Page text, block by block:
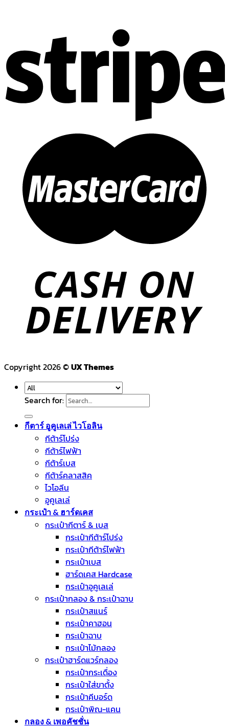
Copyright 2026 ©UX Themes
Search for:
กีตาร์ อูคูเลเล่ ไวโอลิน
กีต้าร์โปร่ง
กีต้าร์ไฟฟ้า
กีต้าร์เบส
กีต้าร์คลาสสิค
ไวโอลีน
อูคูเลเล่
กระเป๋า & ฮาร์ดเคส
กระเป๋ากีตาร์ & เบส
กระเป๋ากีต้าร์โปร่ง
กระเป๋ากีต้าร์ไฟฟ้า
กระเป๋าเบส
ฮาร์ดเคส Hardcase
กระเป๋าอูคูเลเล่
กระเป๋ากลอง & กระเป๋าฉาบ
กระเป๋าสแนร์
กระเป๋าคาฮอน
กระเป๋าฉาบ
กระเป๋าไม้กลอง
กระเป๋าฮาร์ดแวร์กลอง
กระเป๋ากระเดื่อง
กระเป๋าใส่ขาตั้ง
กระเป๋าคีบอร์ด
กระเป๋าพิณ-แคน
กลอง & เพอคัชชั่น